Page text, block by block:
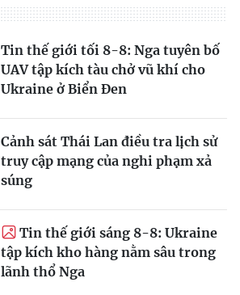
Tin thế giới tối 8-8: Nga tuyên bố
UAV tập kích tàu chở vũ khí cho
Ukraine ở Biển Đen
Cảnh sát Thái Lan điều tra lịch sử
truy cập mạng của nghi phạm xả
súng
Tin thế giới sáng 8-8: Ukraine
tập kích kho hàng nằm sâu trong
lãnh thổ Nga